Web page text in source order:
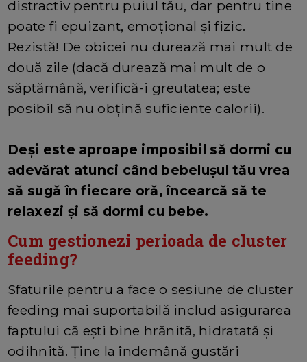
distractiv pentru puiul tău, dar pentru tine
poate fi epuizant, emoțional și fizic.
Rezistă! De obicei nu durează mai mult de
două zile (dacă durează mai mult de o
săptămână, verifică-i greutatea; este
posibil să nu obțină suficiente calorii).
Deși este aproape imposibil să dormi cu
adevărat atunci când bebelușul tău vrea
să sugă în fiecare oră, încearcă să te
relaxezi și să dormi cu bebe.
Cum gestionezi perioada de cluster
feeding?
Sfaturile pentru a face o sesiune de cluster
feeding mai suportabilă includ asigurarea
faptului că ești bine hrănită, hidratată și
odihnită. Ține la îndemână gustări